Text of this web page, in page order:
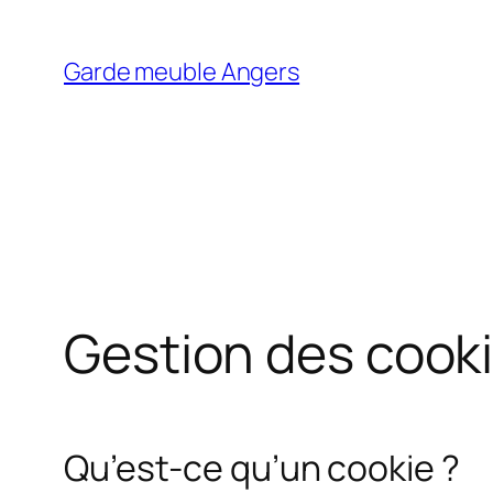
Garde meuble Angers
Gestion des
Qu’est-ce qu’un cookie ?